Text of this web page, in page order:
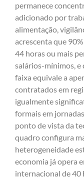
permanece
adicionado por
alimentação,
acrescenta que
44 horas ou mais
salários-mínimos, e
faixa equivale a
contratados em
igualmente
formais em
ponto de vista da
quadro configura
heterogeneidade
economia já opera
internacional de 40